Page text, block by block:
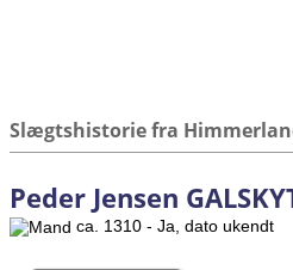
Slægtshistorie fra
Peder Jensen
ca. 1310 - Ja, dato ukendt